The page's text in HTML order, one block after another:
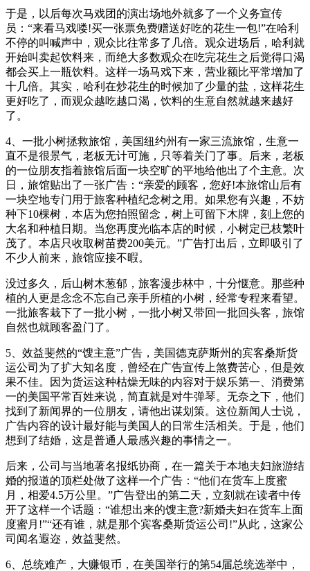
于是，以后每次马戏团的演出场地外就多了一个义务宣传
员：“来看马戏喽!买一张票免费赠送好吃的花生一包!”在哈利
不停的叫喊声中，观众比往常多了几倍。观众进场后，哈利就
开始叫卖起饮料来，而绝大多数观众在吃完花生之后觉得口渴
都会买上一瓶饮料。这样一场马戏下来，营业额比平常增加了
十几倍。其实，哈利在炒花生的时候加了少量的盐，这样花生
更好吃了，而观众越吃越口渴，饮料的生意自然就越来越好
了。
4、一批小树拯救旅馆，美国纽约州有一家三流旅馆，生意一
直不是很景气，老板无计可施，只等着关门了事。后来，老板
的一位朋友指着旅馆后面一块空旷的平地给他出了个主意。次
日，旅馆贴出了一张广告：“亲爱的顾客，您好!本旅馆山后有
一块空地专门用于旅客种植纪念树之用。如果您有兴趣，不妨
种下10棵树，本店为您拍照留念，树上可留下木牌，刻上您的
大名和种植日期。当您再度光临本店的时候，小树定已枝繁叶
茂了。本店只收取树苗费200美元。”广告打出后，立即吸引了
不少人前来，旅馆应接不暇。
没过多久，后山树木葱郁，旅客漫步林中，十分惬意。那些种
植的人更是念念不忘自己亲手所植的小树，经常专程来看望。
一批旅客栽下了一批小树，一批小树又带回一批回头客，旅馆
自然也就顾客盈门了。
5、效益斐然的“馊主意”广告，美国德克萨斯州的宾客桑斯货
运公司为了扩大知名度，曾经在广告宣传上煞费苦心，但是效
果不佳。因为货运这种枯燥无味的内容对于娱乐第一、消费第
一的美国平常百姓来说，简直就是对牛弹琴。无奈之下，他们
找到了新闻界的一位朋友，请他出谋划策。这位新闻人士说，
广告内容的设计最好能与美国人的日常生活相关。于是，他们
想到了结婚，这是普通人最感兴趣的事情之一。
后来，公司与当地著名报纸协商，在一篇关于本地夫妇旅游结
婚的报道的顶栏处做了这样一个广告：“他们在货车上度蜜
月，相爱4.5万公里。”广告登出的第二天，立刻就在读者中传
开了这样一个话题：“谁想出来的馊主意?新婚夫妇在货车上面
度蜜月!”“还有谁，就是那个宾客桑斯货运公司!”从此，这家公
司闻名遐迩，效益斐然。
6、总统难产，大赚银币，在美国举行的第54届总统选举中，